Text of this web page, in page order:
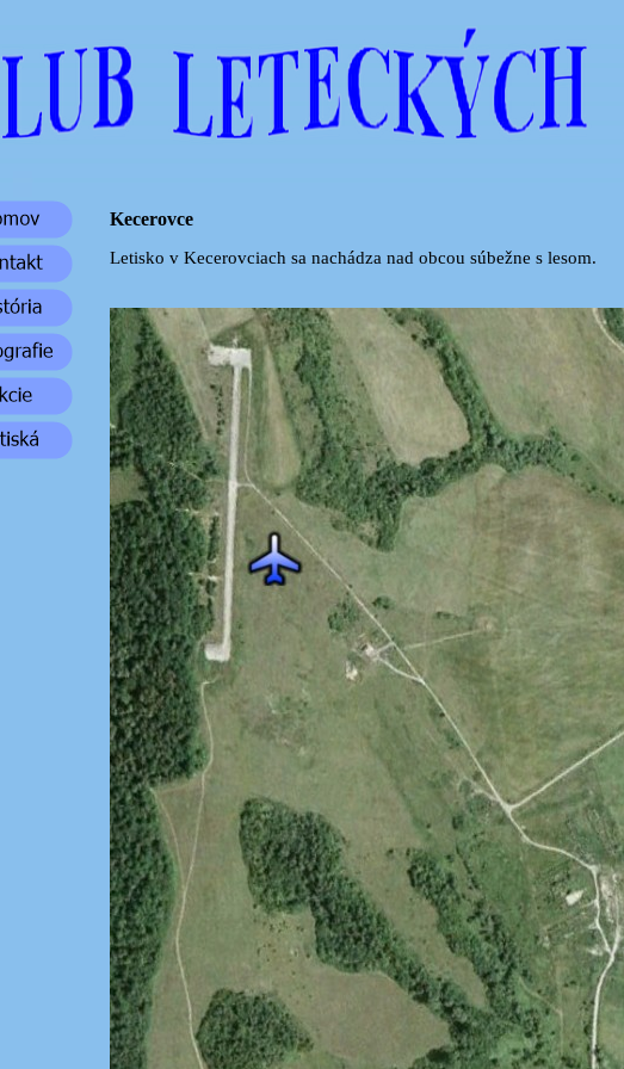
Kecerovce
Letisko v Kecerovciach sa nachádza nad obcou súbežne s lesom.